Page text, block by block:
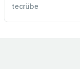
tecrübe